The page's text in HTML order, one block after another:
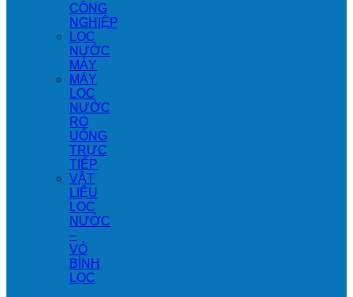
CÔNG
NGHIỆP
LỌC
NƯỚC
MÁY
MÁY
LỌC
NƯỚC
RO
UỐNG
TRỰC
TIẾP
VẬT
LIỆU
LỌC
NƯỚC
–
VỎ
BÌNH
LỌC